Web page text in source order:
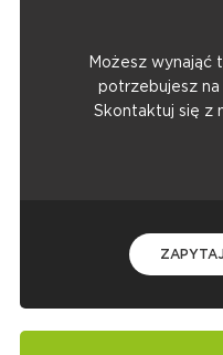
Możesz wynająć
potrzebujesz na
Skontaktuj się z